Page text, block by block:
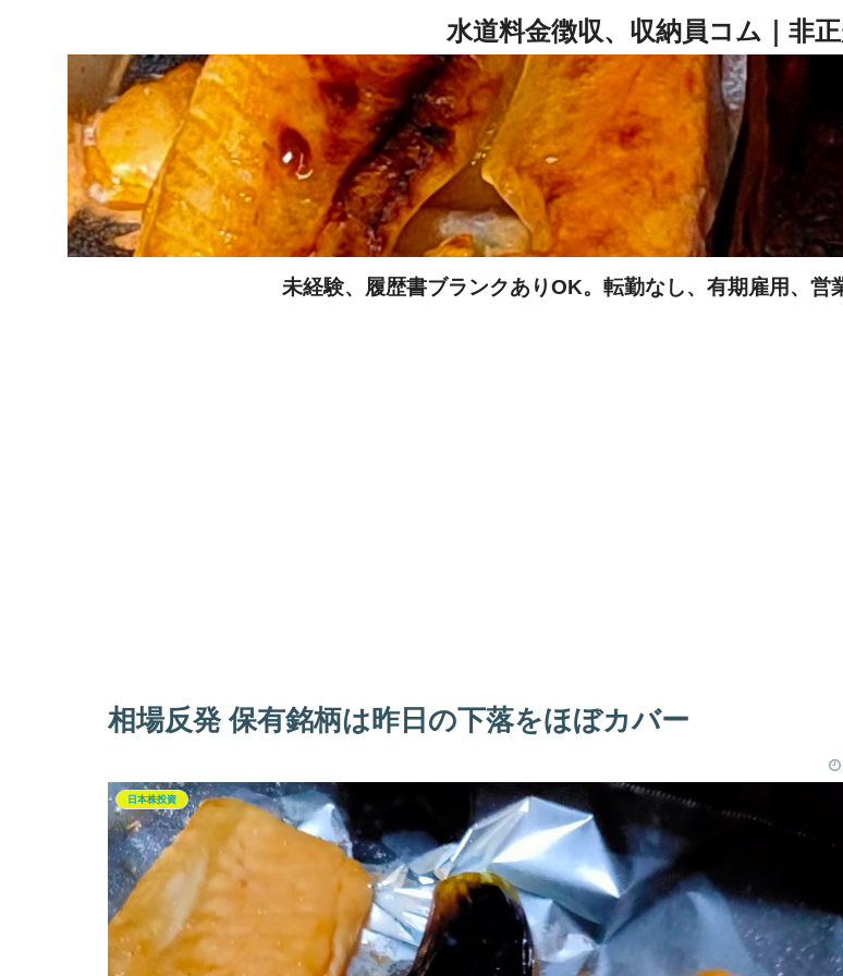
未経験、履歴書ブランクありOK。転勤なし、有期雇用、営
相場反発 保有銘柄は昨日の下落をほぼカバー
日本株投資